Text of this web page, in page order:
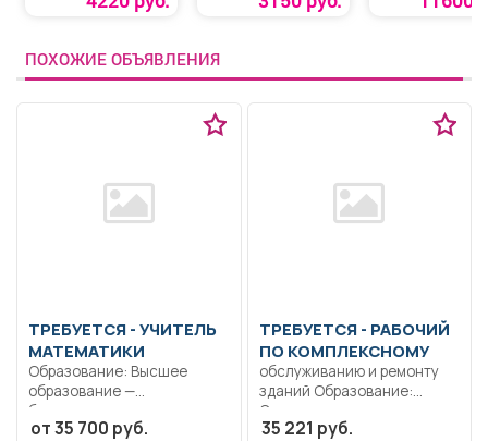
ПОХОЖИЕ ОБЪЯВЛЕНИЯ
ТРЕБУЕТСЯ - УЧИТЕЛЬ
МАТЕМАТИКИ
Образование: Высшее
образование —
бакалавриат..
Формирование
от 35 700 руб.
ТРЕБУЕТСЯ - РАБОЧИЙ
ПО КОМПЛЕКСНОМУ
обслуживанию и ремонту
зданий Образование:
Среднее
профессиональное
35 221 руб.